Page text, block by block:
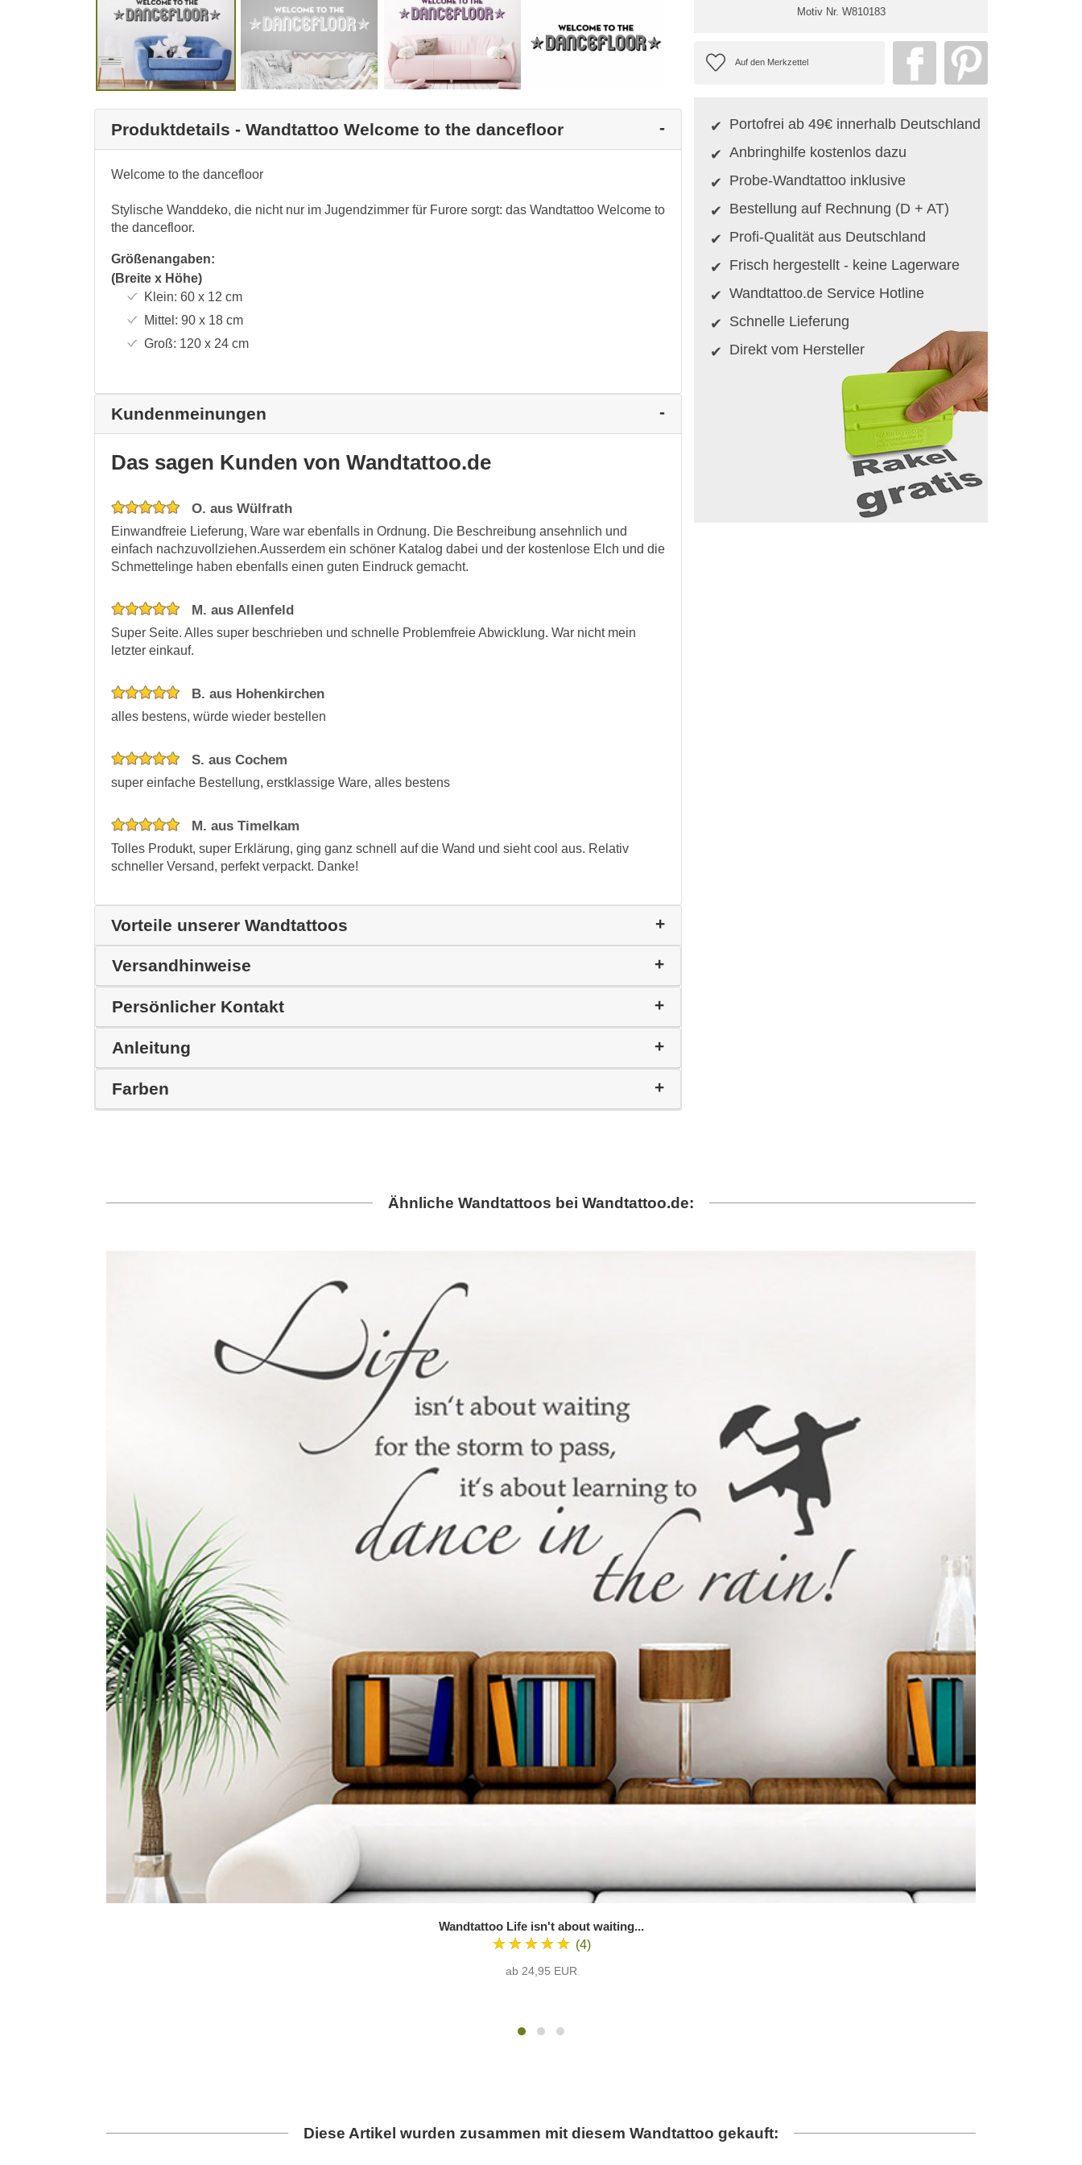
Produktdetails - Wandtattoo Welcome to the dancefloor
Welcome to the dancefloor
Stylische Wanddeko, die nicht nur im Jugendzimmer für Furore sorgt: das Wandtattoo Welcome to
the dancefloor.
Größenangaben:
(Breite x Höhe)
Klein: 60 x 12 cm
Mittel: 90 x 18cm
Groß: 120 x 24cm
Kundenmeinungen
Das sagen Kunden von Wandtattoo.de
O. aus Wülfrath
Einwandfreie Lieferung, Ware war ebenfalls in Ordnung. Die Beschreibung ansehnlich und
einfach nachzuvollziehen.Ausserdem ein schöner Katalog dabei und der kostenlose Elch und die
Schmettelinge haben ebenfalls einen guten Eindruck gemacht.
M. aus Allenfeld
Super Seite. Alles super beschrieben und schnelle Problemfreie Abwicklung. War nicht mein
letzter einkauf.
B. aus Hohenkirchen
alles bestens, würde wieder bestellen
S. aus Cochem
super einfache Bestellung, erstklassige Ware, alles bestens
M. aus Timelkam
Tolles Produkt, super Erklärung, ging ganz schnell auf die Wand und sieht cool aus. Relativ
schneller Versand, perfekt verpackt. Danke!
Vorteile unserer Wandtattoos
Versandhinweise
Persönlicher Kontakt
Anleitung
Farben
Motiv Nr. W810183
Portofrei ab 49€ innerhalb Deutschland
Anbringhilfe kostenlos dazu
Probe-Wandtattoo inklusive
Bestellung auf Rechnung (D + AT)
Profi-Qualität aus Deutschland
Frisch hergestellt - keine Lagerware
Wandtattoo.de Service Hotline
Schnelle Lieferung
Direkt vom Hersteller
Ähnliche Wandtattoos bei Wandtattoo.de:
Wandtattoo Life isn't about waiting...
★★★★★ (4)
ab 24,95 EUR
Diese Artikel wurden zusammen mit diesem Wandtattoo gekauft: